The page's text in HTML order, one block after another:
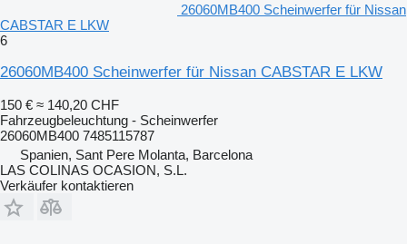
26060MB400 Scheinwerfer für Nissan
CABSTAR E LKW
6
26060MB400 Scheinwerfer für Nissan CABSTAR E LKW
150 € ≈ 140,20 CHF
Fahrzeugbeleuchtung - Scheinwerfer
26060MB400 7485115787
Spanien, Sant Pere Molanta, Barcelona
LAS COLINAS OCASION, S.L.
Verkäufer kontaktieren